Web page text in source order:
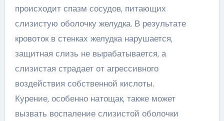
происходит спазм сосудов, питающих
слизистую оболочку желудка. В результате
кровоток в стенках желудка нарушается,
защитная слизь не вырабатывается, а
слизистая страдает от агрессивного
воздействия собственной кислоты.
Курение, особенно натощак, также может
вызвать воспаление слизистой оболочки